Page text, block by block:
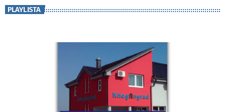
PLAYLISTA